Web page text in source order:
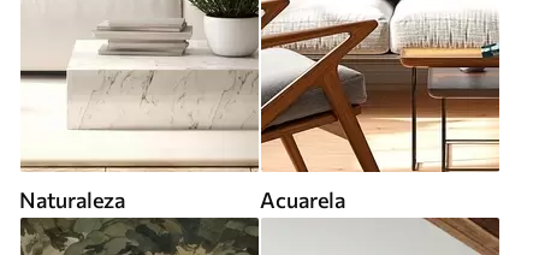
Naturaleza Acuarela